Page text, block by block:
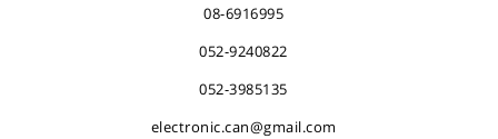
08-6916995
052-9240822
052-3985135
electronic.can@gmail.com